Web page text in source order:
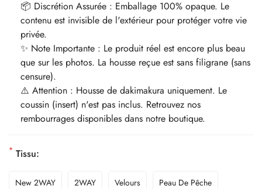
📦 Discrétion Assurée : Emballage 100% opaque. Le
contenu est invisible de l'extérieur pour protéger votre vie
privée.
✨ Note Importante : Le produit réel est encore plus beau
que sur les photos. La housse reçue est sans filigrane (sans
censure).
⚠️ Attention : Housse de dakimakura uniquement. Le
coussin (insert) n'est pas inclus. Retrouvez nos
rembourrages disponibles dans notre boutique.
* Tissu:
New 2WAY 2WAY Velours Peau De Pêche